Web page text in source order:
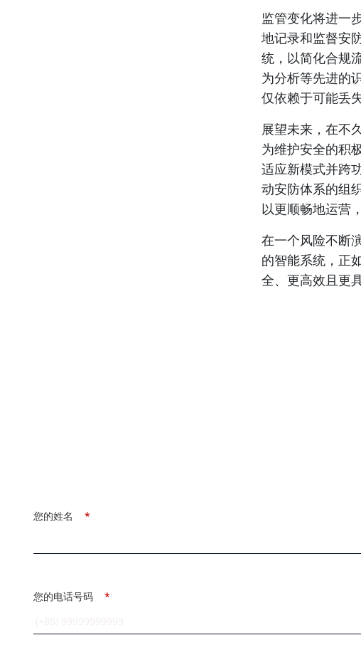
监管变化将进一
地记录和监督安
统，以简化合规
为分析等先进的
仅依赖于可能丢
展望未来，在不
为维护安全的积
适应新模式并跨
动安防体系的组
以更顺畅地运营
在一个风险不断
的智能系统，正
全、更高效且更
*
您的姓名
*
您的电话号码